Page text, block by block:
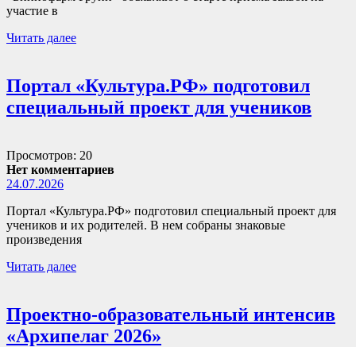
участие в
Читать далее
Портал «Культура.РФ» подготовил
специальный проект для учеников
Просмотров: 20
Нет комментариев
24.07.2026
Портал «Культура.РФ» подготовил специальный проект для
учеников и их родителей. В нем собраны знаковые
произведения
Читать далее
Проектно-образовательный интенсив
«Архипелаг 2026»